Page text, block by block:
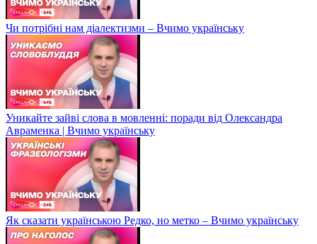
Чи потрібні нам діалектизми – Вчимо українську
Уникайте зайві слова в мовленні: поради від Олександра
Авраменка | Вчимо українську
Як сказати українською Редко, но метко – Вчимо українську